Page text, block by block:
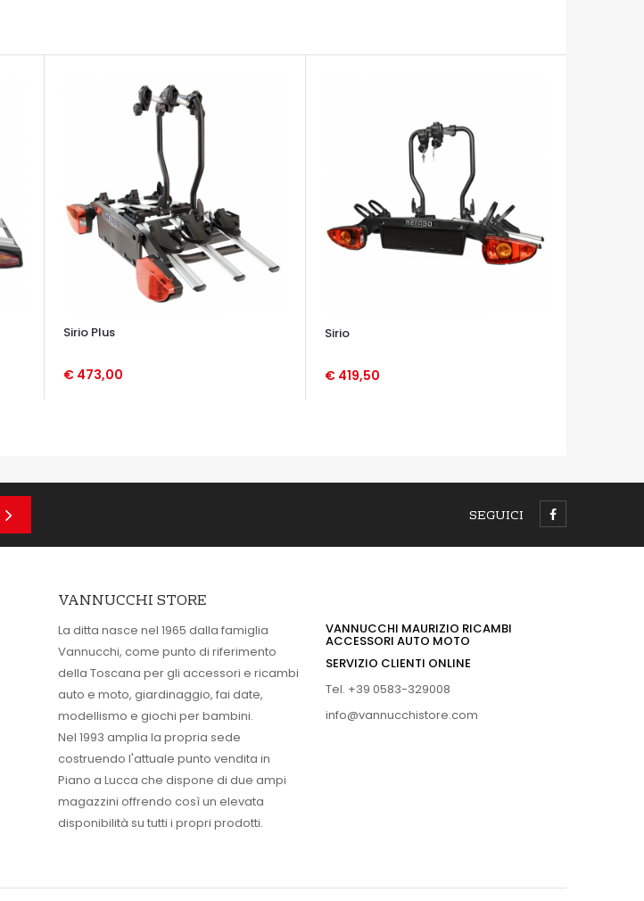
Sirio Plus
€ 473,00
Sirio
€ 419,50
SEGUICI
VANNUCCHI STORE
La ditta nasce nel 1965 dalla famiglia
Vannucchi, come punto di riferimento
della Toscana per gli accessori e ricambi
auto e moto, giardinaggio, fai date,
modellismo e giochi per bambini.
Nel 1993 amplia la propria sede
costruendo l'attuale punto vendita in
Piano a Lucca che dispone di due ampi
magazzini offrendo così un elevata
disponibilità su tutti i propri prodotti.
VANNUCCHI MAURIZIO RICAMBI
ACCESSORI AUTO MOTO
SERVIZIO CLIENTI ONLINE
Tel. +39 0583-329008
info@vannucchistore.com